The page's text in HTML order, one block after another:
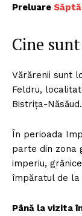
Preluare
Cine
Vărărenii sunt
Feldru,
Bistrița-Năsăud.
În perioada
parte din zona
imperiu,
împăratul de la
Până la vizita